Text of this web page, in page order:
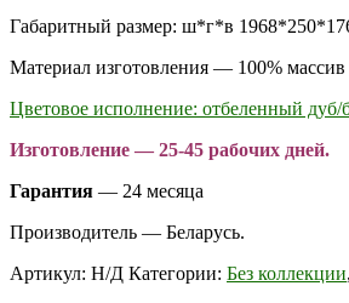
Габаритный размер: ш*г*в
Материал изготовления — 100%
Цветовое исполнение: отбеленный дуб/
Изготовление — 25-45 рабочих дней.
Гарантия — 24 месяца
Производитель — Беларусь.
Артикул: Н/Д Категории: Без коллекции,